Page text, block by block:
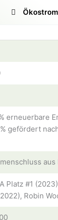
Ökostrom
erneuerbare
gefördert
Platz #1
Robin